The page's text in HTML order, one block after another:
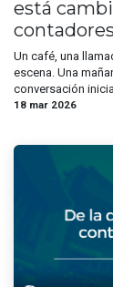
está
contadores
Un café, una
escena. Una
conversación
18 mar 2026